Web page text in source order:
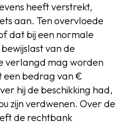
heeft verstrekt,
aan. Ten overvloede
dat bij een normale
van de
verlangd mag worden
een bedrag van €
hij de beschikking had,
zijn verdwenen. Over de
de rechtbank